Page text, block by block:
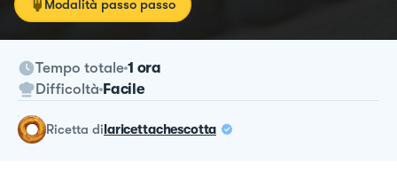
Modalità passo passo
Tempo totale 1 ora
Difficoltà Facile
ricetta dilaricettachescotta